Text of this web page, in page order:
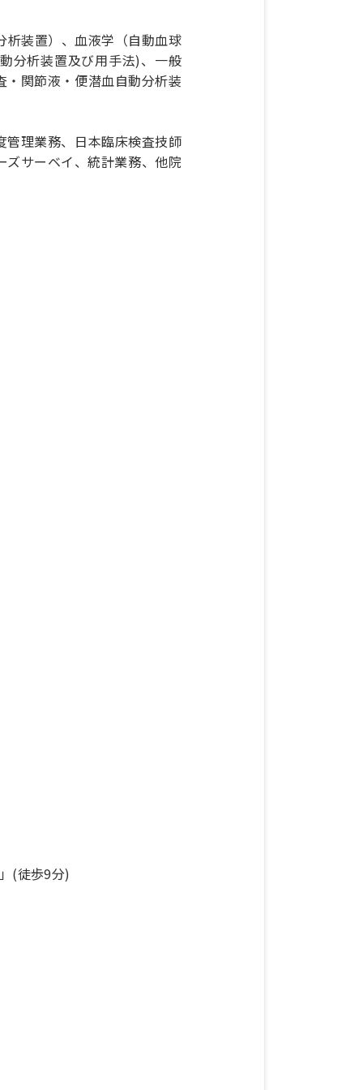
装置）、血液学（自動血球
分析装置及び用手法)、一般
関節液・便潜血自動分析装
理業務、日本臨床検査技師
サーベイ、統計業務、他院
(徒歩9分)